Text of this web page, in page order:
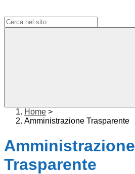
Home >
Amministrazione Trasparente
Amministrazione
Trasparente